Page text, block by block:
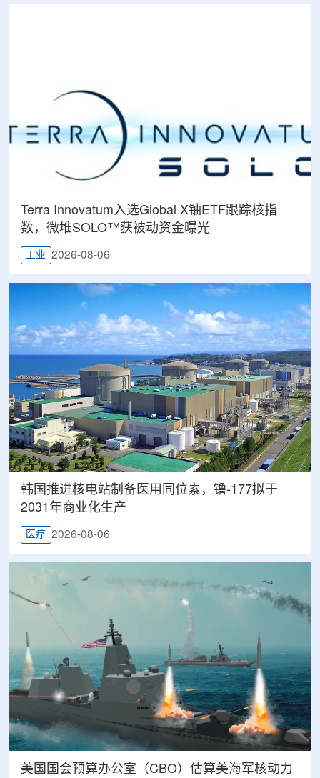
Terra Innovatum入选Global X铀ETF跟踪核指
数，微堆SOLO™获被动资金曝光
工业 2026-08-06
韩国推进核电站制备医用同位素，镥-177拟于
2031年商业化生产
医疗 2026-08-06
美国国会预算办公室（CBO）估算美海军核动力